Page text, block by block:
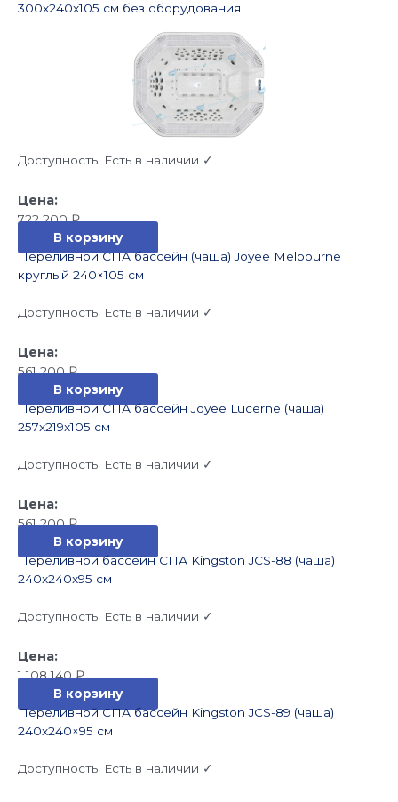
300x240x105 см без оборудования
Доступность: Есть в наличии ✓
722 200₽
В корзину
Переливной СПА бассейн (чаша) Joyee Melbourne
круглый 240×105 см
Доступность: Есть в наличии ✓
561 200₽
В корзину
Переливной СПА бассейн Joyee Lucerne (чаша)
257x219x105 см
Доступность: Есть в наличии ✓
561 200₽
В корзину
Переливной бассейн СПА Kingston JCS-88 (чаша)
240x240x95 см
Доступность: Есть в наличии ✓
1 108 140₽
В корзину
Переливной СПА бассейн Kingston JCS-89 (чаша)
240х240×95 см
Доступность: Есть в наличии ✓